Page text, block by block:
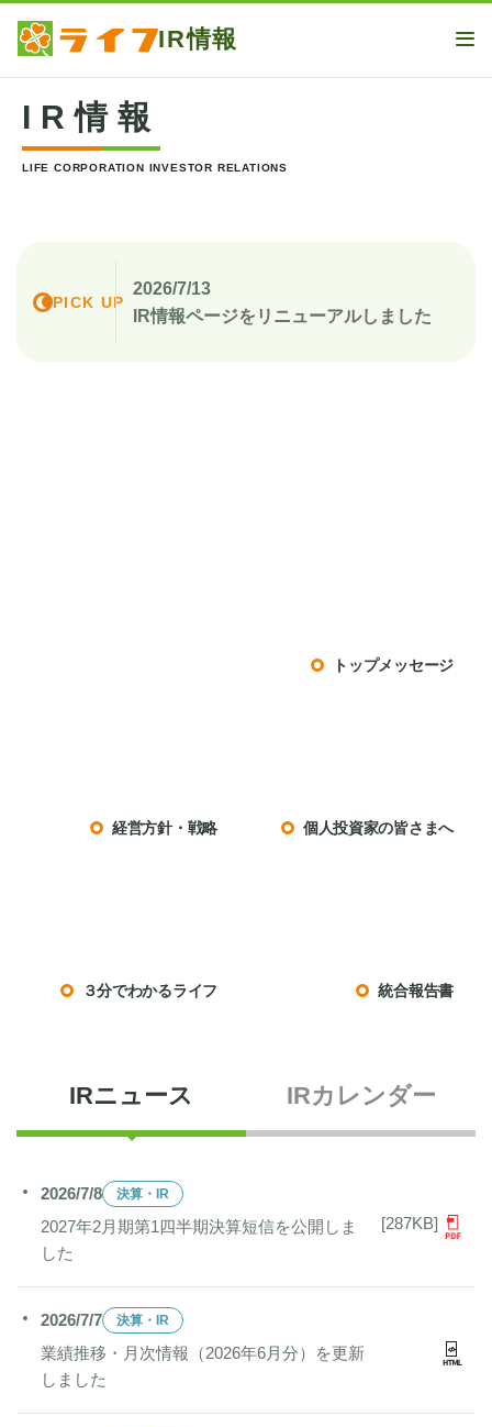
IR情報
IR情報
LIFE CORPORATION INVESTOR RELATIONS
PICK UP
2026/7/13
IR情報ページをリニューアルしました
トップメッセージ
経営方針・戦略 個人投資家の皆さまへ
３分でわかるライフ 統合報告書
IRニュース IRカレンダー
2026/7/8 決算・IR
2027年2月期第1四半期決算短信を公開しま
した
[287KB]
2026/7/7 決算・IR
業績推移・月次情報（2026年6月分）を更新
しました